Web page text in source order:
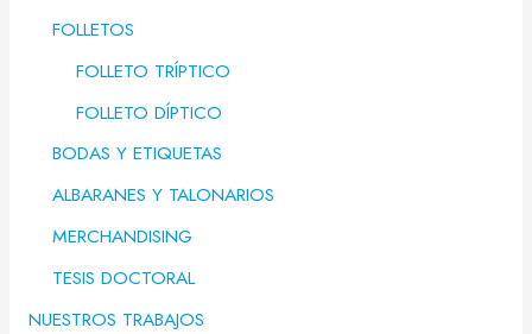
FOLLETOS
FOLLETO TRÍPTICO
FOLLETO DÍPTICO
BODAS Y ETIQUETAS
ALBARANES Y TALONARIOS
MERCHANDISING
TESIS DOCTORAL
NUESTROS TRABAJOS